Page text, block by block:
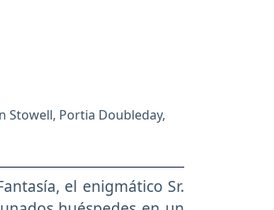
Stowell, Portia Doubleday,
el enigmático Sr.